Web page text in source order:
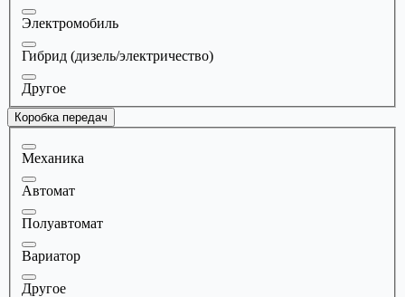
Электромобиль
Гибрид (дизель/электричество)
Другое
Коробка передач
Механика
Автомат
Полуавтомат
Вариатор
Другое